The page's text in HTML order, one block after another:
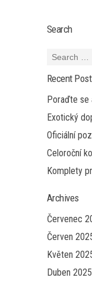
Search
Recent
Poraďte
Exotický
Oficiální
Celoroční
Komplety
Archives
Červenec
Červen
Květen
Duben 2025